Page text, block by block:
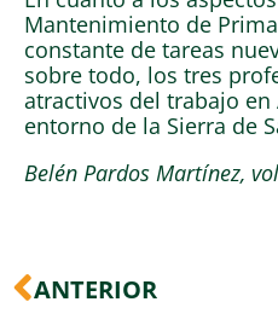
Mantenimiento de
constante de tareas
sobre todo, los tres
atractivos del trabajo en
entorno de la Sierra de
Belén Pardos Martínez,
Ant
ANTERIOR